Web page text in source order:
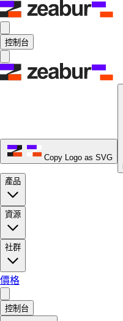
控制台
Copy Logo as SVG
產品
資源
社群
價格
控制台